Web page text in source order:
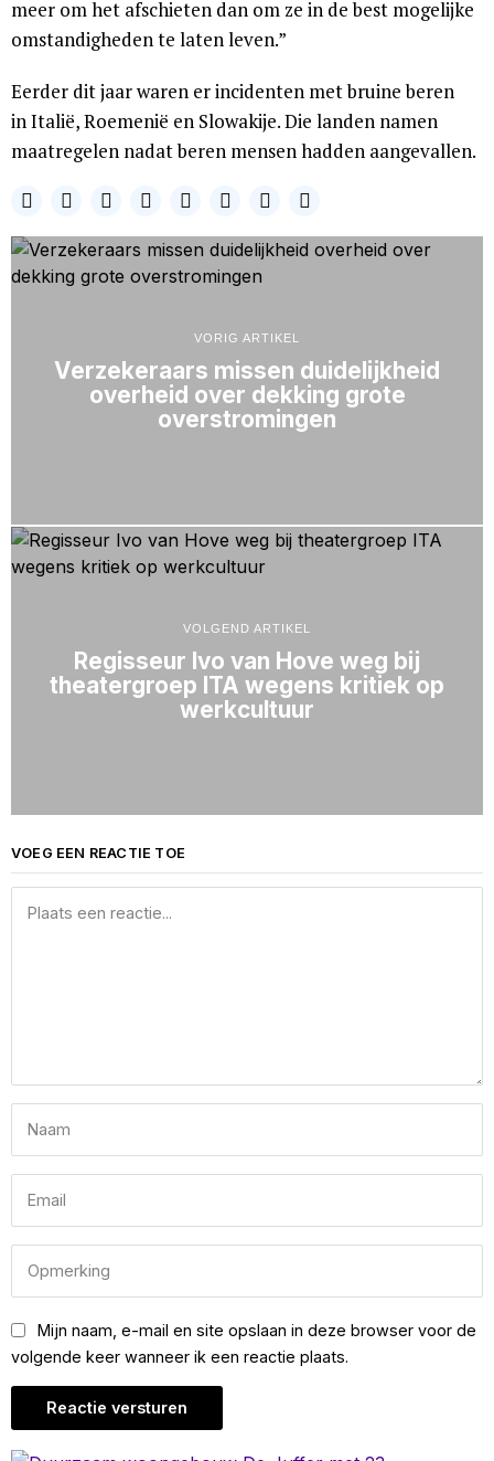
meer om het afschieten dan om ze in de best mogelijke
omstandigheden te laten leven.”
Eerder dit jaar waren er incidenten met bruine beren
in Italië, Roemenië en Slowakije. Die landen namen
maatregelen nadat beren mensen hadden aangevallen.
VORIG ARTIKEL
Verzekeraars missen duidelijkheid
overheid over dekking grote
overstromingen
VOLGEND ARTIKEL
Regisseur Ivo van Hove weg bij
theatergroep ITA wegens kritiek op
werkcultuur
VOEG EEN REACTIE TOE
Mijn naam, e-mail en site opslaan in deze browser voor de
volgende keer wanneer ik een reactie plaats.